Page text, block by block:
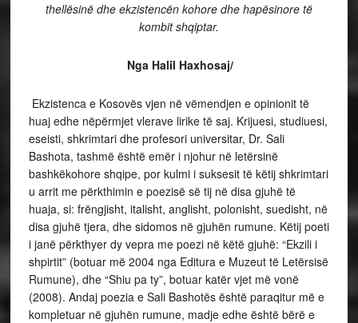
thellësinë dhe ekzistencën kohore dhe hapësinore të
kombit shqiptar.
Nga Halil Haxhosaj/
Ekzistenca e Kosovës vjen në vëmendjen e opinionit të
huaj edhe nëpërmjet vlerave lirike të saj. Krijuesi, studiuesi,
eseisti, shkrimtari dhe profesori universitar, Dr. Sali
Bashota, tashmë është emër i njohur në letërsinë
bashkëkohore shqipe, por kulmi i suksesit të këtij shkrimtari
u arrit me përkthimin e poezisë së tij në disa gjuhë të
huaja, si: frëngjisht, italisht, anglisht, polonisht, suedisht, në
disa gjuhë tjera, dhe sidomos në gjuhën rumune. Këtij poeti
i janë përkthyer dy vepra me poezi në këtë gjuhë: “Ekzili i
shpirtit” (botuar më 2004 nga Editura e Muzeut të Letërsisë
Rumune), dhe “Shiu pa ty”, botuar katër vjet më vonë
(2008). Andaj poezia e Sali Bashotës është paraqitur më e
kompletuar në gjuhën rumune, madje edhe është bërë e